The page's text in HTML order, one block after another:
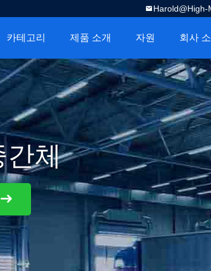
카테고리 제품 소개 자원 회사
체